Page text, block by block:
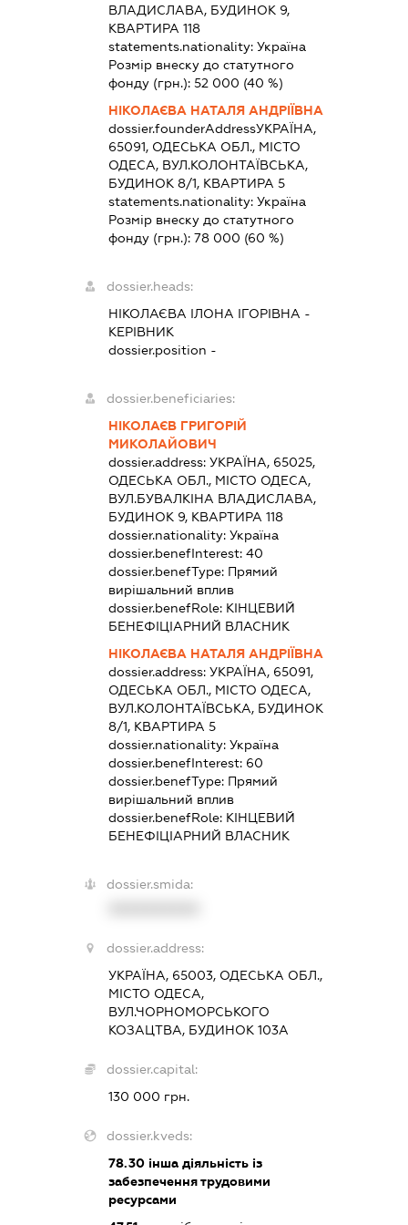
ВЛАДИСЛАВА, БУДИНОК 9,
КВАРТИРА 118
statements.nationality: Україна
Розмір внеску до статутного
фонду (грн.): 52 000 (40 %)
НІКОЛАЄВА НАТАЛЯ АНДРІЇВНА
dossier.founderAddressУКРАЇНА,
65091, ОДЕСЬКА ОБЛ., МІСТО
ОДЕСА, ВУЛ.КОЛОНТАЇВСЬКА,
БУДИНОК 8/1, КВАРТИРА 5
statements.nationality: Україна
Розмір внеску до статутного
фонду (грн.): 78 000 (60 %)
dossier.heads:
НІКОЛАЄВА ІЛОНА ІГОРІВНА -
КЕРІВНИК
dossier.position -
dossier.beneficiaries:
НІКОЛАЄВ ГРИГОРІЙ
МИКОЛАЙОВИЧ
dossier.address: УКРАЇНА, 65025,
ОДЕСЬКА ОБЛ., МІСТО ОДЕСА,
ВУЛ.БУВАЛКІНА ВЛАДИСЛАВА,
БУДИНОК 9, КВАРТИРА 118
dossier.nationality: Україна
dossier.benefInterest: 40
dossier.benefType: Прямий
вирішальний вплив
dossier.benefRole: КІНЦЕВИЙ
БЕНЕФІЦІАРНИЙ ВЛАСНИК
НІКОЛАЄВА НАТАЛЯ АНДРІЇВНА
dossier.address: УКРАЇНА, 65091,
ОДЕСЬКА ОБЛ., МІСТО ОДЕСА,
ВУЛ.КОЛОНТАЇВСЬКА, БУДИНОК
8/1, КВАРТИРА 5
dossier.nationality: Україна
dossier.benefInterest: 60
dossier.benefType: Прямий
вирішальний вплив
dossier.benefRole: КІНЦЕВИЙ
БЕНЕФІЦІАРНИЙ ВЛАСНИК
dossier.smida:
dossier.address:
УКРАЇНА, 65003, ОДЕСЬКА ОБЛ.,
МІСТО ОДЕСА,
ВУЛ.ЧОРНОМОРСЬКОГО
КОЗАЦТВА, БУДИНОК 103А
dossier.capital:
130 000 грн.
dossier.kveds:
78.30інша діяльність із
забезпечення трудовими
ресурсами